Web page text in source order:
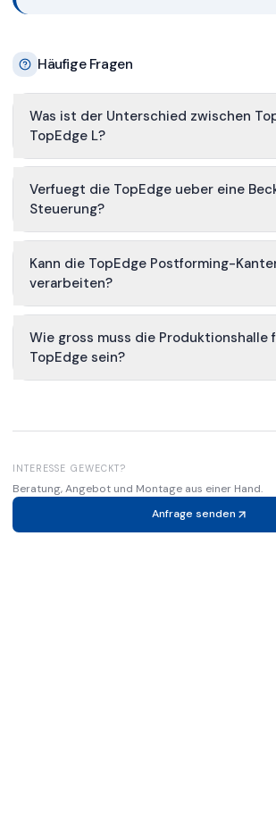
Häufige Fragen
Was ist der Unterschied zwischen
TopEdge L?
Verfuegt die TopEdge ueber eine
Steuerung?
Kann die TopEdge Postforming-
verarbeiten?
Wie gross muss die Produktionshalle
TopEdge sein?
INTERESSE GEWECKT?
Beratung, Angebot und Montage aus einer Hand.
Anfrage senden